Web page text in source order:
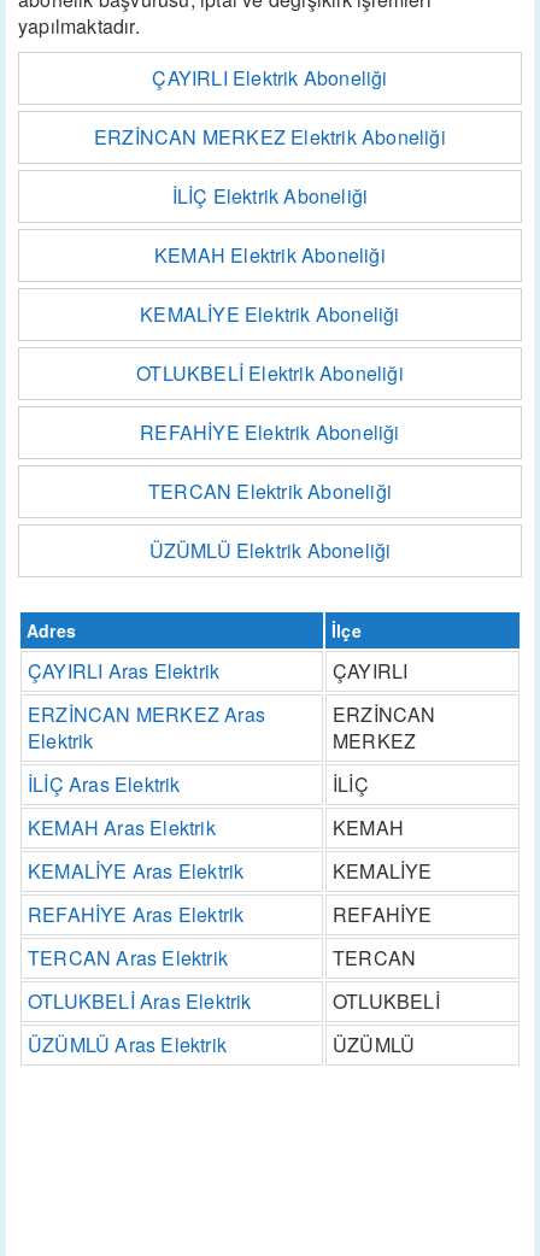
yapılmaktadır.
ÇAYIRLI Elektrik Aboneliği
ERZİNCAN MERKEZ Elektrik Aboneliği
İLİÇ Elektrik Aboneliği
KEMAH Elektrik Aboneliği
KEMALİYE Elektrik Aboneliği
OTLUKBELİ Elektrik Aboneliği
REFAHİYE Elektrik Aboneliği
TERCAN Elektrik Aboneliği
ÜZÜMLÜ Elektrik Aboneliği
Adres İlçe
ÇAYIRLI Aras Elektrik
ÇAYIRLI
ERZİNCAN MERKEZ Aras
Elektrik
ERZİNCAN
MERKEZ
İLİÇ Aras Elektrik
İLİÇ
KEMAH Aras Elektrik
KEMAH
KEMALİYE Aras Elektrik
KEMALİYE
REFAHİYE Aras Elektrik
REFAHİYE
TERCAN Aras Elektrik
TERCAN
OTLUKBELİ Aras Elektrik
OTLUKBELİ
ÜZÜMLÜ Aras Elektrik
ÜZÜMLÜ